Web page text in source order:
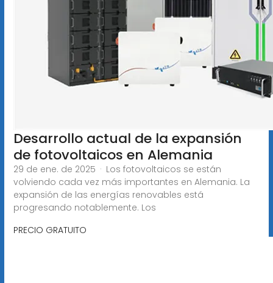
Desarrollo actual de la expansión
de fotovoltaicos en Alemania
29 de ene. de 2025 · Los fotovoltaicos se están
volviendo cada vez más importantes en Alemania. La
expansión de las energías renovables está
progresando notablemente. Los
PRECIO GRATUITO